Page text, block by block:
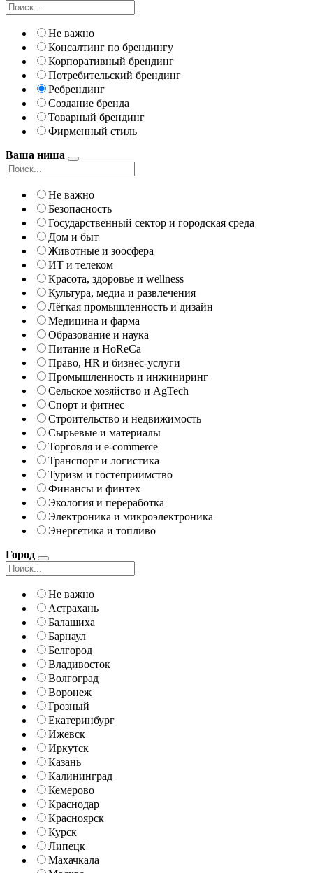
Не важно
Консалтинг по брендингу
Корпоративный брендинг
Потребительский брендинг
Ребрендинг
Создание бренда
Товарный брендинг
Фирменный стиль
Ваша ниша
Не важно
Безопасность
Государственный сектор и городская среда
Дом и быт
Животные и зоосфера
ИТ и телеком
Красота, здоровье и wellness
Культура, медиа и развлечения
Лёгкая промышленность и дизайн
Медицина и фарма
Образование и наука
Питание и HoReCa
Право, HR и бизнес-услуги
Промышленность и инжиниринг
Сельское хозяйство и AgTech
Спорт и фитнес
Строительство и недвижимость
Сырьевые и материалы
Торговля и e-commerce
Транспорт и логистика
Туризм и гостеприимство
Финансы и финтех
Экология и переработка
Электроника и микроэлектроника
Энергетика и топливо
Город
Не важно
Астрахань
Балашиха
Барнаул
Белгород
Владивосток
Волгоград
Воронеж
Грозный
Екатеринбург
Ижевск
Иркутск
Казань
Калининград
Кемерово
Краснодар
Красноярск
Курск
Липецк
Махачкала